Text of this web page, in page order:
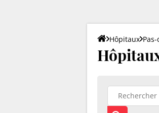
Hôpitaux